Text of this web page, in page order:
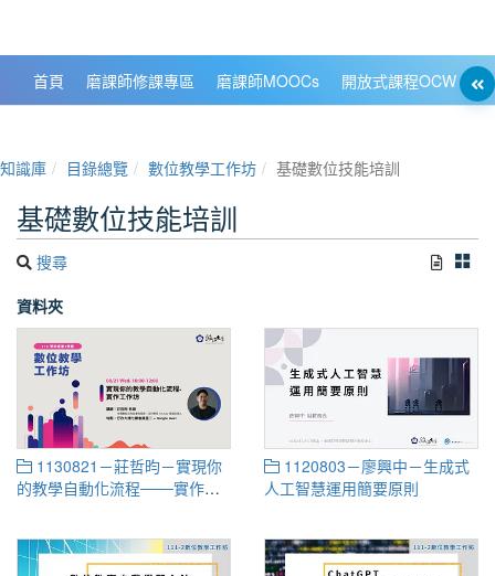
首頁 磨課師修課專區 磨課師MOOCs 開放式課程OCW
知識庫 目錄總覽 數位教學工作坊 基礎數位技能培訓
基礎數位技能培訓
搜尋
資料夾
1130821－莊哲昀－實現你
的教學自動化流程───實作工
1120803－廖興中－生成式
人工智慧運用簡要原則